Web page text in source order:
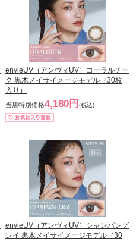
envieUV（アンヴィUV）コーラルチー
ク 黒木メイサイメージモデル（30枚
入り）
当店特別価格4,180円 (税込)
envieUV（アンヴィUV）シャンパング
レイ 黒木メイサイメージモデル（30